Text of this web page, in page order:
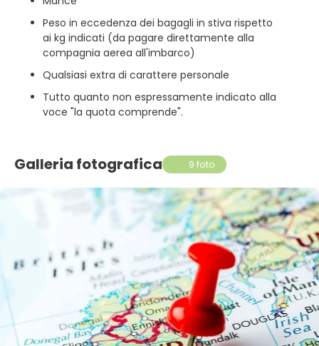
Peso in eccedenza dei bagagli in stiva rispetto
ai kg indicati (da pagare direttamente alla
compagnia aerea all'imbarco)
Qualsiasi extra di carattere personale
Tutto quanto non espressamente indicato alla
voce "la quota comprende".
Galleria fotografica 9 foto